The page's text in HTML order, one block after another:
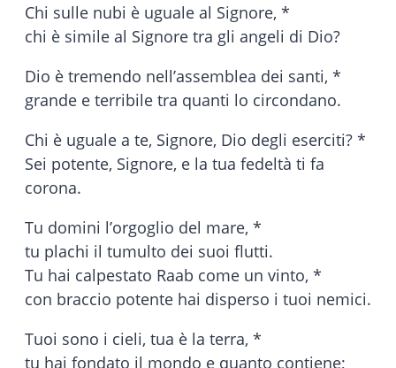
Chi sulle nubi è uguale al Signore, *
chi è simile al Signore tra gli angeli di Dio?
Dio è tremendo nell’assemblea dei santi, *
grande e terribile tra quanti lo circondano.
Chi è uguale a te, Signore, Dio degli eserciti? *
Sei potente, Signore, e la tua fedeltà ti fa
corona.
Tu domini l’orgoglio del mare, *
tu plachi il tumulto dei suoi flutti.
Tu hai calpestato Raab come un vinto, *
con braccio potente hai disperso i tuoi nemici.
Tuoi sono i cieli, tua è la terra, *
tu hai fondato il mondo e quanto contiene;